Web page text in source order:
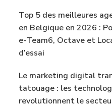
Top 5 des meilleures
en Belgique en 2026 :
e-Team6, Octave et
d’essai
Le marketing digital
tatouage : les
revolutionnent le